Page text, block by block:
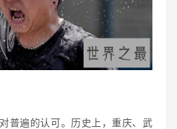
普遍的认可。历史上，重庆、武